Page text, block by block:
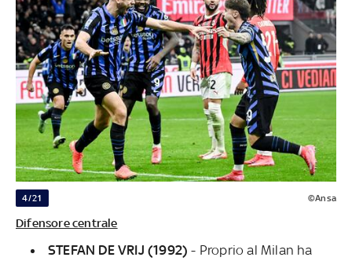
4/21 ©Ansa
Difensore centrale
STEFAN DE VRIJ (1992)- Proprio al Milan ha